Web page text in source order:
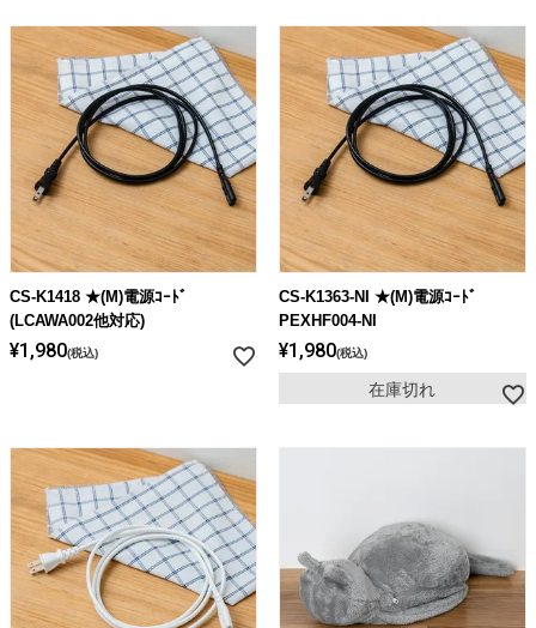
CS-K1418 ★(M)電源ｺｰﾄﾞ
(LCAWA002他対応)
¥1,980 税込
CS-K1363-NI ★(M)電源ｺｰﾄﾞ
PEXHF004-NI
¥1,980 税込
在庫切れ